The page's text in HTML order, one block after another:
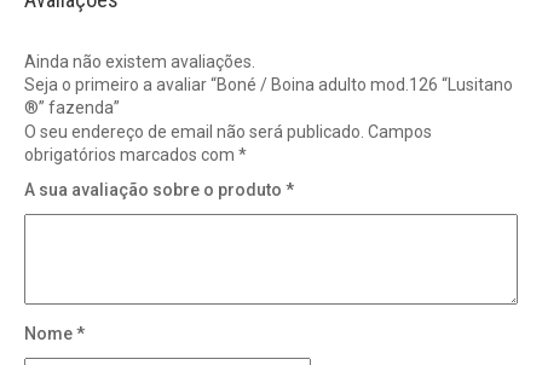
Ainda não existem avaliações.
Seja o primeiro a avaliar “Boné / Boina adulto mod.126 “Lusitano
®” fazenda”
O seu endereço de email não será publicado. Campos
obrigatórios marcados com *
A sua avaliação sobre o produto *
Nome*